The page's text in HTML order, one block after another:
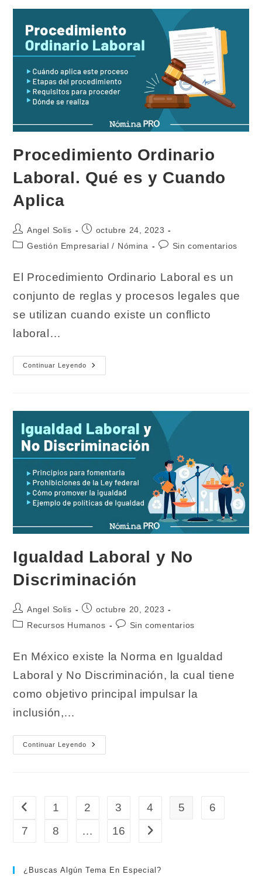
Sirve
Procedimiento Ordinario
Laboral. Qué es y Cuando
Aplica
Autor
de
Angel Solis
Publicación
octubre 24, 2023
Categoría
entrada:
Gestión Empresarial / Nómina
Comentarios
entrada:
Sin comentarios
El Procedimiento Ordinario Laboral es un
conjunto de reglas y procesos legales que
se utilizan cuando existe un conflicto
laboral…
Continuar Leyendo
Procedimiento
Ordinario
Aplica
Igualdad Laboral y No
Discriminación
Autor
de
Angel Solis
Publicación
octubre 20, 2023
Categoría
entrada:
Recursos Humanos
Comentarios
entrada:
Sin comentarios
En México existe la Norma en Igualdad
Laboral y No Discriminación, la cual tiene
como objetivo principal impulsar la
inclusión,…
Continuar Leyendo
Igualdad
Laboral
Ir a la página anterior
1 2 3 4 5
6
7
8 … 16 Ir a la página siguiente
¿Buscas Algún Tema En Especial?